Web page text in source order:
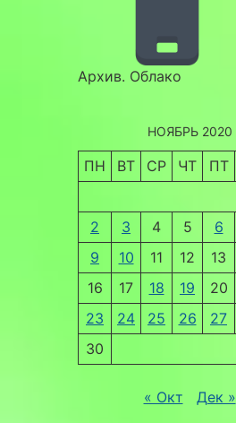
Архив. Облако
НОЯБРЬ 2020
ПН ВТ СР ЧТ ПТ
2
3 4 5 6
9
10 11 12 13
16
17 18 19 20
23
24 25 26 27
30
« Окт Дек »